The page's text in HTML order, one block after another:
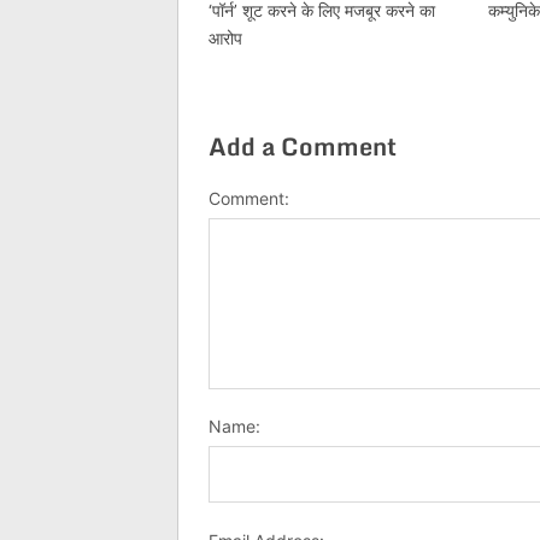
‘पॉर्न’ शूट करने के लिए मजबूर करने का
आरोप
Add a Comment
Comment:
Name: